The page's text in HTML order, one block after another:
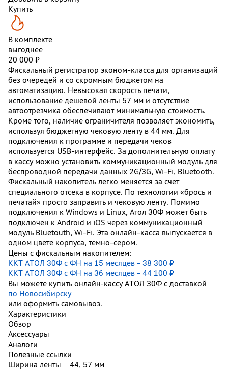
Купить
В комплекте
выгоднее
20 000 ₽
Фискальный регистратор эконом-класса для организаций
без очередей и со скромным бюджетом на
автоматизацию. Невысокая скорость печати,
использование дешевой ленты 57 мм и отсутствие
автоотрезчика обеспечивают минимальную стоимость.
Кроме того, наличие ограничителя позволяет экономить,
используя бюджетную чековую ленту в 44 мм. Для
подключения к программе и передачи чеков
используется USB-интерфейс. За дополнительную оплату
в кассу можно установить коммуникационный модуль для
беспроводной передачи данных 2G/3G, Wi-Fi, Bluetooth.
Фискальный накопитель легко меняется за счет
специального отсека в корпусе. По технологии «брось и
печатай» просто заправить и чековую ленту. Помимо
подключения к Windows и Linux, Атол 30Ф может быть
подключен к Android и iOS через коммуникационный
модуль Bluetouth, Wi-Fi. Эта онлайн-касса выпускается в
одном цвете корпуса, темно-сером.
Цены с фискальным накопителем:
ККТ АТОЛ 30Ф с ФН на 15 месяцев - 38 300 ₽
ККТ АТОЛ 30Ф с ФН на 36 месяцев - 44 100 ₽
Вы можете купить онлайн‑кассу АТОЛ 30Ф с доставкой
по Новосибирску
или оформить самовывоз.
Характеристики
Обзор
Аксессуары
Аналоги
Полезные ссылки
Ширина ленты
44, 57 мм